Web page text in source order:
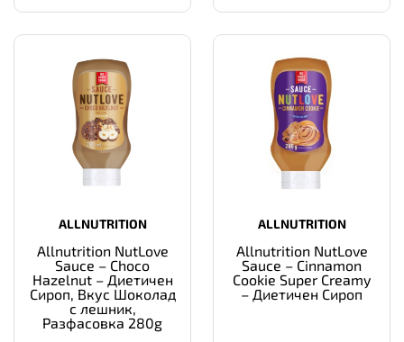
ALLNUTRITION
Allnutrition NutLove
Sauce – Choco
Hazelnut – Диетичен
Сироп, Вкус Шоколад
с лешник,
Разфасовка 280g
ALLNUTRITION
Allnutrition NutLove
Sauce – Cinnamon
Cookie Super Creamy
– Диетичен Сироп